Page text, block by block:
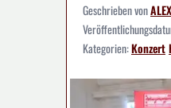
Geschrieben von
Kategorien:Konzert